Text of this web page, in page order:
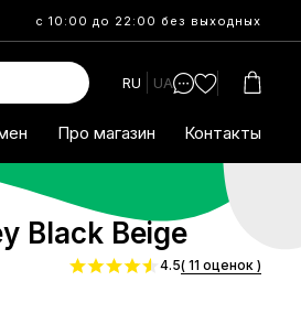
с 10:00 до 22:00 без выходных
RU UA
Про магазин Контакты
Black Beige
4.5( 11 оценок )